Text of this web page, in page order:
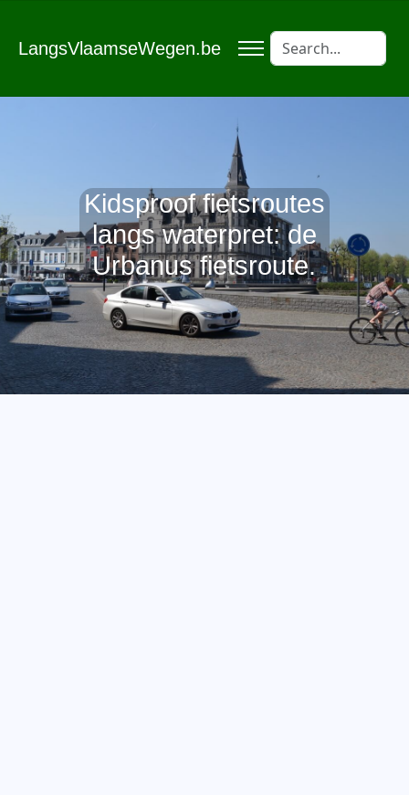
LangsVlaamseWegen.be
Kidsproof fietsroutes
langs waterpret: de
Urbanus fietsroute.